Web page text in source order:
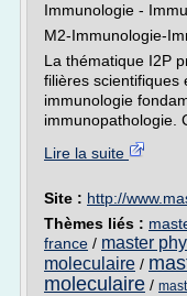
Immunologie -
M2-Immunologie-
La thématique I2P
filières scientifiques
immunologie
immunopathologie.
Lire la suite
Site : http://
Thèmes liés :
france / master
moleculaire /
moleculaire /